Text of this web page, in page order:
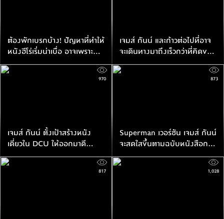
ต้องพักเบรกบ้าง! ปัญหาที่ทำให้
หนังฮีโร่เริ่มน่าเบื่อ อาจเพราะ
เน้นตัวฮีโร่มากกว่าเนื้อหาหนัง
เจมส์ กันน์ และก้าวต่อไปที่อาจ
จะเดินทางมาถึงเร็วกว่าที่คิดของ
Superman
เจมส์ กันน์ ตั้งเป้าสร้างหนัง
เดี่ยวใน DCU ให้ออกมาดี
มากกว่าการเล่าประเด็นใหญ่เรื่อง
เดียวทั้งจักรวาล
970
Superman เวอร์ชัน เจมส์ กันน์
จะสดใสขึ้นตามฉบับหนังสือการ์​
ตูน
873
817 1,028